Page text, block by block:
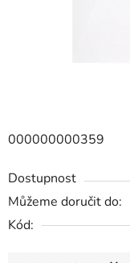
000000000359
Dostupnost
Můžeme doručit do:
Kód: